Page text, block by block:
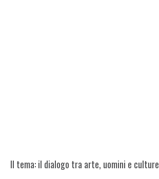
Il tema: il dialogo tra arte, uomini e culture